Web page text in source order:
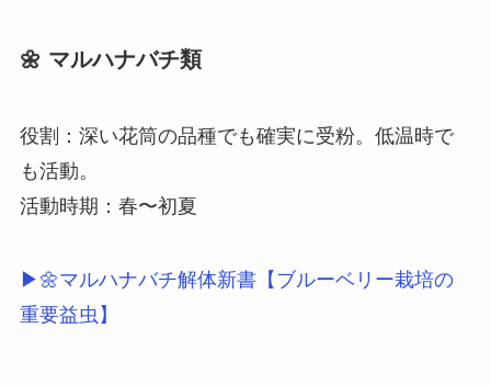
🌼 マルハナバチ類
役割：深い花筒の品種でも確実に受粉。低温時で
も活動。
活動時期：春〜初夏
▶🌼マルハナバチ解体新書【ブルーベリー栽培の
重要益虫】